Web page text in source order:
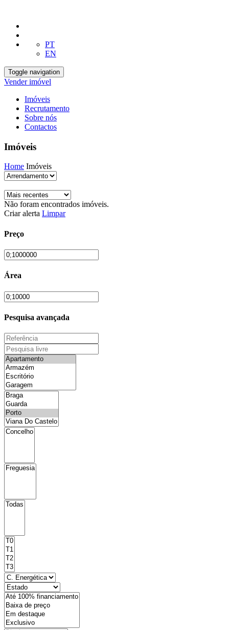
PT
EN
Toggle navigation
Vender imóvel
Imóveis
Recrutamento
Sobre nós
Contactos
Imóveis
Home Imóveis
Não foram encontrados imóveis.
Criar alerta Limpar
Preço
Área
Pesquisa avançada